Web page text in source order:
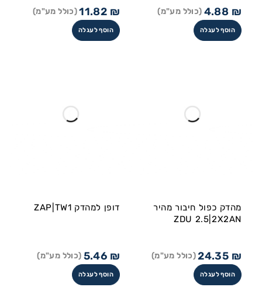
4.88 ₪ (כולל מע"מ)
הוסף לעגלה
11.82 ₪ (כולל מע"מ)
הוסף לעגלה
מהדק כפול חיבור מהיר
ZDU 2.5|2X2AN
24.35 ₪ (כולל מע"מ)
הוסף לעגלה
דופן למהדק ZAP|TW1
5.46 ₪ (כולל מע"מ)
הוסף לעגלה